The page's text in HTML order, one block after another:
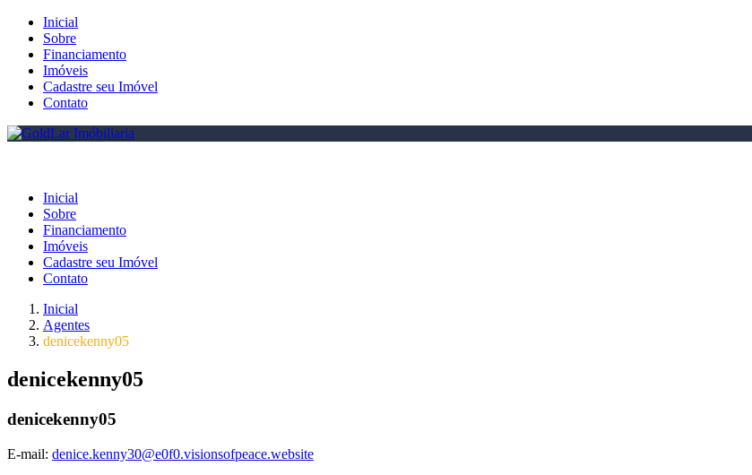
Inicial
Sobre
Financiamento
Imóveis
Cadastre seu Imóvel
Contato
Inicial
Sobre
Financiamento
Imóveis
Cadastre seu Imóvel
Contato
Inicial
Agentes
denicekenny05
denicekenny05
denicekenny05
E-mail: denice.kenny30@e0f0.visionsofpeace.website